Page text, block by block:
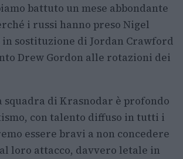
battuto un mese abbondante
i russi hanno preso Nigel
in sostituzione di Jordan Crawford
Drew Gordon alle rotazioni dei
squadra di Krasnodar è profondo
con talento diffuso in tutti i
essere bravi a non concedere
loro attacco, davvero letale in